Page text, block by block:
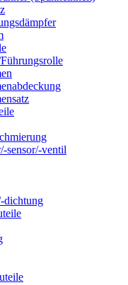
sensor/-ventil
dichtung